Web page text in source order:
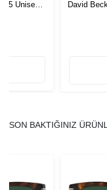
55 Unisex
David
SON BAKTIĞINIZ